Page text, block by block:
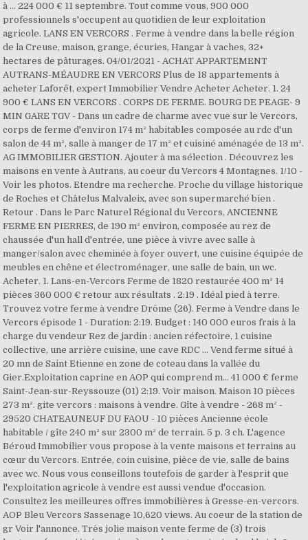
à ... 224 000 € 11 septembre. Tout comme vous, 900 000
professionnels s'occupent au quotidien de leur exploitation
agricole. LANS EN VERCORS . Ferme à vendre dans la belle région
de la Creuse, maison, grange, écuries, Hangar à vaches, 32+
hectares de pâturages. 04/01/2021 - ACHAT APPARTEMENT
AUTRANS-MÉAUDRE EN VERCORS Plus de 18 appartements à
acheter Laforêt, expert Immobilier Vendre Acheter Acheter. 1. 24
900 € LANS EN VERCORS . CORPS DE FERME. BOURG DE PEAGE- 9
MIN GARE TGV - Dans un cadre de charme avec vue sur le Vercors,
corps de ferme d'environ 174 m² habitables composée au rdc d'un
salon de 44 m², salle à manger de 17 m² et cuisiné aménagée de 13 m².
AG IMMOBILIER GESTION. Ajouter à ma sélection . Découvrez les
maisons en vente à Autrans, au coeur du Vercors 4 Montagnes. 1/10 -
Voir les photos. Etendre ma recherche. Proche du village historique
de Roches et Châtelus Malvaleix, avec son supermarché bien .
Retour . Dans le Parc Naturel Régional du Vercors, ANCIENNE
FERME EN PIERRES, de 190 m² environ, composée au rez de
chaussée d'un hall d'entrée, une pièce à vivre avec salle à
manger/salon avec cheminée à foyer ouvert, une cuisine équipée de
meubles en chêne et électroménager, une salle de bain, un wc.
Acheter. 1. Lans-en-Vercors Ferme de 1820 restaurée 400 m² 14
pièces 360 000 € retour aux résultats . 2:19 . Idéal pied à terre.
Trouvez votre ferme à vendre Drôme (26). Ferme à Vendre dans le
Vercors épisode 1 - Duration: 2:19. Budget : 140 000 euros frais à la
charge du vendeur Rez de jardin : ancien réfectoire, 1 cuisine
collective, une arrière cuisine, une cave RDC … Vend ferme situé à
20 mn de Saint Etienne en zone de coteau dans la vallée du
Gier.Exploitation caprine en AOP qui comprend m… 41 000 € ferme
Saint-Jean-sur-Reyssouze (01) 2:19. Voir maison. Maison 10 pièces
273 m². gite vercors : maisons à vendre. Gîte à vendre - 268 m² -
29520 CHATEAUNEUF DU FAOU - 10 pièces Ancienne école
habitable / gîte 240 m² sur 2300 m² de terrain. 5 p. 3 ch. L'agence
Béroud Immobilier vous propose à la vente maisons et terrains au
cœur du Vercors. Entrée, coin cuisine, pièce de vie, salle de bains
avec wc. Nous vous conseillons toutefois de garder à l'esprit que
l'exploitation agricole à vendre est aussi vendue d'occasion.
Consultez les meilleures offres immobilières à Gresse-en-vercors.
AOP Bleu Vercors Sassenage 10,620 views. Au coeur de la station de
gr Voir l'annonce. Très jolie maison vente ferme de (3) trois